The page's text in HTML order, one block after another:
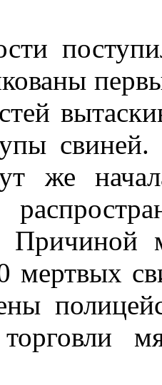
свиней.
же
Причиной
мертвых
торговли